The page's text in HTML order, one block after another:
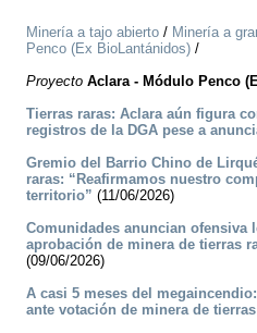
Minería a tajo abierto / Minería a
Penco (Ex BioLantánidos) /
Proyecto Aclara - Módulo Penco
Tierras raras: Aclara aún figura
registros de la DGA pese a
Gremio del Barrio Chino de
raras: “Reafirmamos nuestro
territorio” (11/06/2026)
Comunidades anuncian ofensiva
aprobación de minera de tierras
(09/06/2026)
A casi 5 meses del
ante votación de minera de